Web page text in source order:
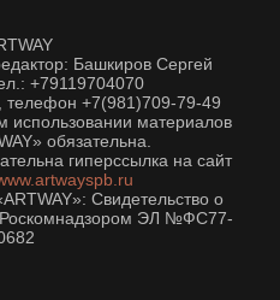
Башкиров Сергей
+79119704070
телефон +7(981)709-79-49
использовании материалов
обязательна.
гиперссылка на сайт
Свидетельство о
ЭЛ №ФС77-